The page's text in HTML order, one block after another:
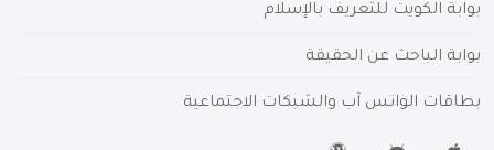
بوابة الكويت للتعريف بالإسلام
بوابة الباحث عن الحقيقة
بطاقات الواتس آب والشبكات الاجتماعية